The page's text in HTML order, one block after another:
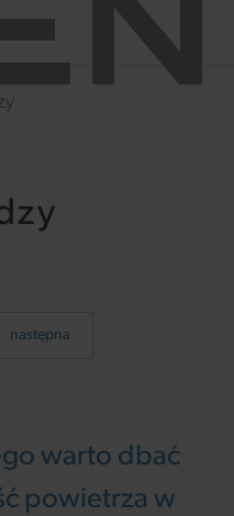
następna
warto dbać
powietrza w